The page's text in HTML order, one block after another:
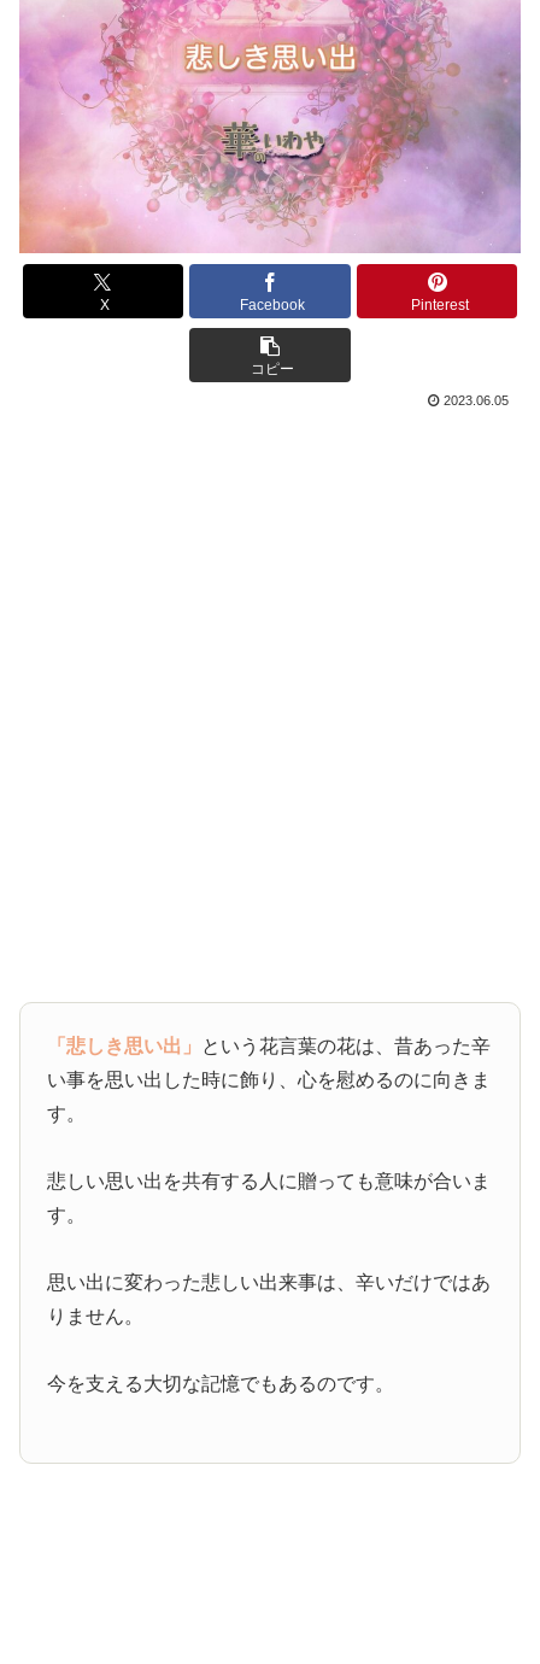
X Facebook Pinterest
コピー
2023.06.05
「悲しき思い出」 という花言葉の花は、昔あった辛
い事を思い出した時に飾り、心を慰めるのに向きま
す。
悲しい思い出を共有する人に贈っても意味が合いま
す。
思い出に変わった悲しい出来事は、辛いだけではあ
りません。
今を支える大切な記憶でもあるのです。